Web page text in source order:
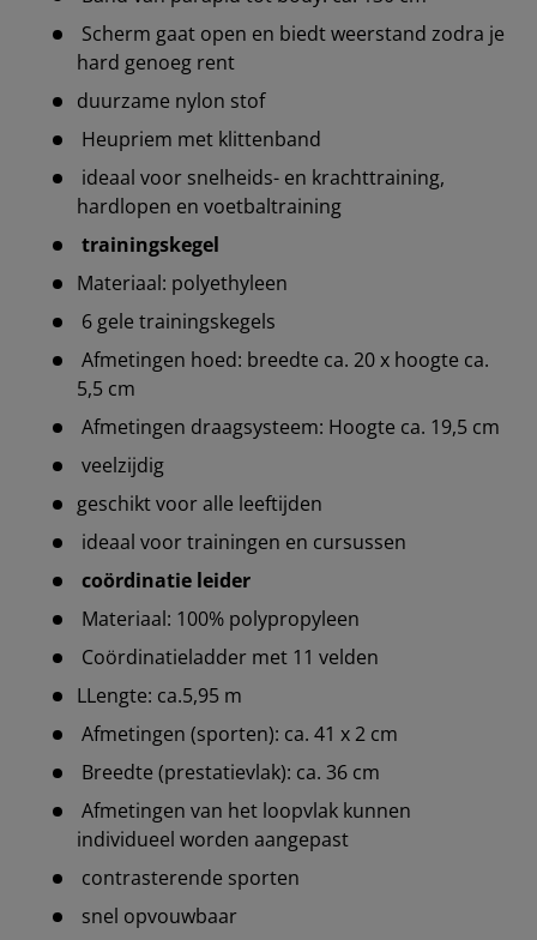
Scherm gaat open en biedt weerstand zodra je
hard genoeg rent
duurzame nylon stof
Heupriem met klittenband
ideaal voor snelheids- en krachttraining,
hardlopen en voetbaltraining
trainingskegel
Materiaal: polyethyleen
6 gele trainingskegels
Afmetingen hoed: breedte ca. 20 x hoogte ca.
5,5 cm
Afmetingen draagsysteem: Hoogte ca. 19,5 cm
veelzijdig
geschikt voor alle leeftijden
ideaal voor trainingen en cursussen
coördinatie leider
Materiaal: 100% polypropyleen
Coördinatieladder met 11 velden
LLengte: ca.5,95 m
Afmetingen (sporten): ca. 41 x 2 cm
Breedte (prestatievlak): ca. 36 cm
Afmetingen van het loopvlak kunnen
individueel worden aangepast
contrasterende sporten
snel opvouwbaar